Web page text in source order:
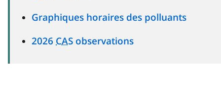
Graphiques horaires des polluants
2026 CAS observations